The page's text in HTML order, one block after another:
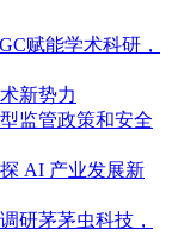
赋能学术科研，
新势力
监管政策和安全
AI 产业发展新
研茅茅虫科技，